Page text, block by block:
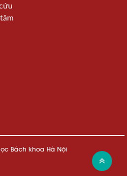
Bách khoa Hà Nội